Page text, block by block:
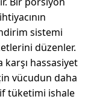
sistemi
düzenler.
karşı hassasiyet
vücudun daha
tüketimi ishale